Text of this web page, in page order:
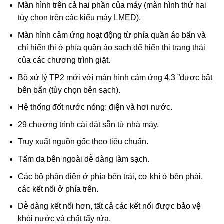
Màn hình trên cả hai phần của máy (màn hình thứ hai
tùy chọn trên các kiểu máy LMED).
Màn hình cảm ứng hoạt động từ phía quần áo bẩn và
chỉ hiển thị ở phía quần áo sạch để hiển thị trạng thái
của các chương trình giặt.
Bộ xử lý TP2 mới với màn hình cảm ứng 4,3 ”được bật
bên bẩn (tùy chọn bên sạch).
Hệ thống đốt nước nóng: điện và hơi nước.
29 chương trình cài đặt sẵn từ nhà máy.
Truy xuất nguồn gốc theo tiêu chuẩn.
Tấm da bên ngoài dễ dàng làm sạch.
Các bộ phận điện ở phía bên trái, cơ khí ở bên phải,
các kết nối ở phía trên.
Dễ dàng kết nối hơn, tất cả các kết nối được bảo vệ
khỏi nước và chất tẩy rửa.